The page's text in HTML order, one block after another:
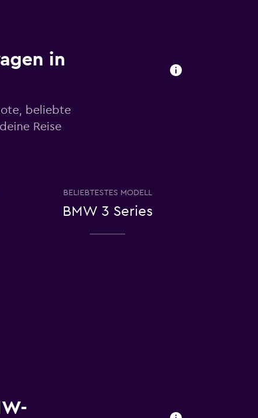
in
beliebte
Reise
BELIEBTESTES MODELL
BMW 3 Series